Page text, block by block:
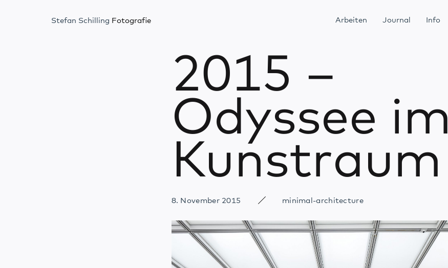
Stefan Schilling Fotografie Arbeiten Journal Info
2015 –
Odyssee im
Kunstraum
8. November 2015 minimal-architecture